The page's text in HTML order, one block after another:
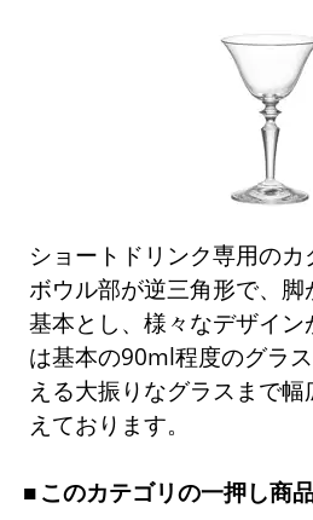
ショートドリンク専用のカ
ボウル部が逆三角形で、
基本とし、様々なデザイ
は基本の90ml程度のグラ
える大振りなグラスまで
えております。
このカテゴリの一押し商